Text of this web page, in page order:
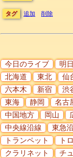
タグ 追加 削除
今日のライブ 明
北海道
東北 仙
六本木
新宿 渋
東海
静岡 名古
中国地方
岡山
中央線沿線
東急
トランペット
ト
クラリネット
チ